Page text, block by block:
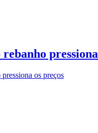
os preços